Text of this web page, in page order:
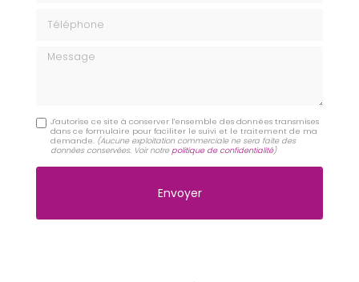
Message
J'autorise ce site à conserver l'ensemble des données transmises
dans ce formulaire pour faciliter le suivi et le traitement de ma
demande. (Aucune exploitation commerciale ne sera faite des
données conservées. Voir notrepolitique de confidentialité)